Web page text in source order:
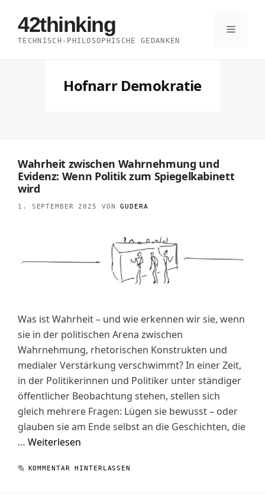
Inhalt
springen
42thinking
TECHNISCH-PHILOSOPHISCHE GEDANKEN
Menü
Hofnarr Demokratie
Wahrheit zwischen Wahrnehmung und
Evidenz: Wenn Politik zum Spiegelkabinett
wird
1. SEPTEMBER 2025 VONGUDERA
Was ist Wahrheit – und wie erkennen wir sie, wenn
sie in der politischen Arena zwischen
Wahrnehmung, rhetorischen Konstrukten und
medialer Verstärkung verschwimmt? In einer Zeit,
in der Politikerinnen und Politiker unter ständiger
öffentlicher Beobachtung stehen, stellen sich
gleich mehrere Fragen: Lügen sie bewusst – oder
glauben sie am Ende selbst an die Geschichten, die
… Weiterlesen
KOMMENTAR HINTERLASSEN